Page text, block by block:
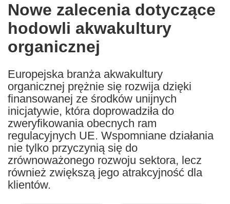
the
following
languages:
Nowe zalecenia dotyczące
hodowli akwakultury
organicznej
Europejska branża akwakultury
organicznej prężnie się rozwija dzięki
finansowanej ze środków unijnych
inicjatywie, która doprowadziła do
zweryfikowania obecnych ram
regulacyjnych UE. Wspomniane działania
nie tylko przyczynią się do
zrównoważonego rozwoju sektora, lecz
również zwiększą jego atrakcyjność dla
klientów.